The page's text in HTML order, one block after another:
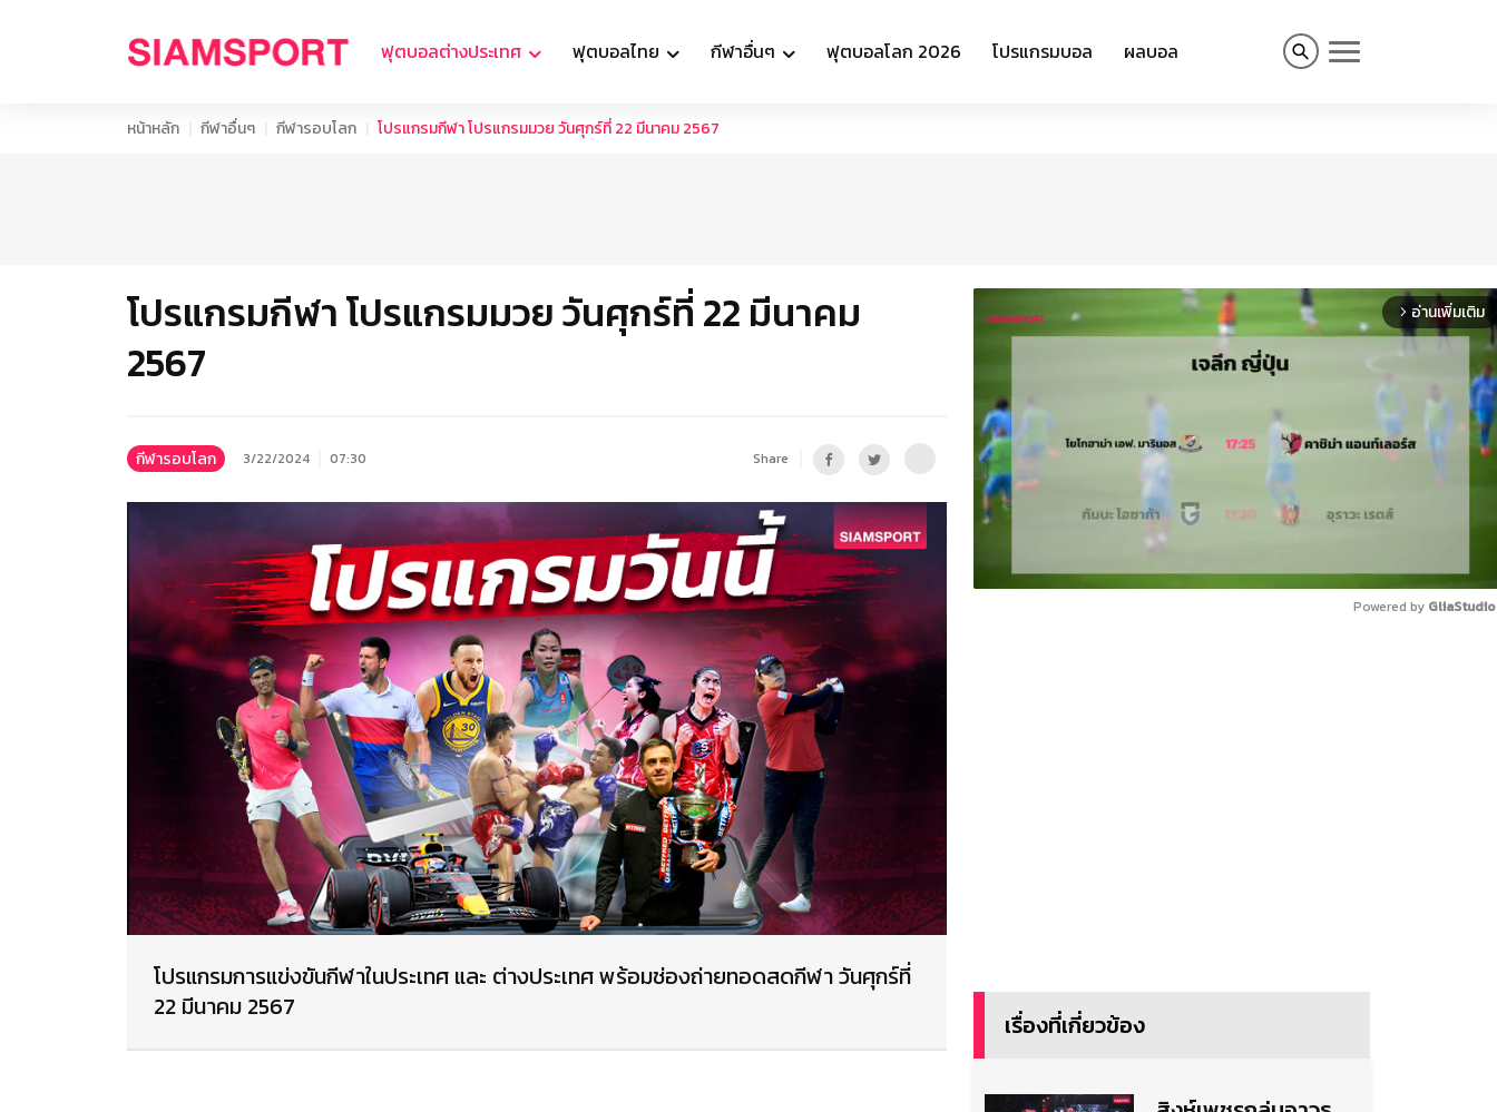
ฟุตบอลต่างประเทศ ฟุตบอลไทย กีฬาอื่นๆ ฟุตบอลโลก 2026 โปรแกรมบอล ผลบอล
หน้าหลัก กีฬาอื่นๆ กีฬารอบโลก โปรแกรมกีฬา โปรแกรมมวย วันศุกร์ที่ 22 มีนาคม 2567
โปรแกรมกีฬา โปรแกรมมวย วันศุกร์ที่ 22 มีนาคม
2567
กีฬารอบโลก 3/22/2024 07:30 Share
โปรแกรมการแข่งขันกีฬาในประเทศ และ ต่างประเทศ พร้อมช่องถ่ายทอดสดกีฬา วันศุกร์ที่
22 มีนาคม 2567
arrow_forward_ios อ่านเพิ่มเติม
Powered by
เรื่องที่เกี่ยวข้อง